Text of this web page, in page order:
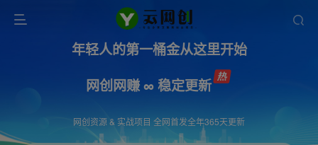
年轻人的第一桶金从这里开始
网创网赚 ∞ 稳定更新
网创资源 & 实战项目 全网首发全年365天更新